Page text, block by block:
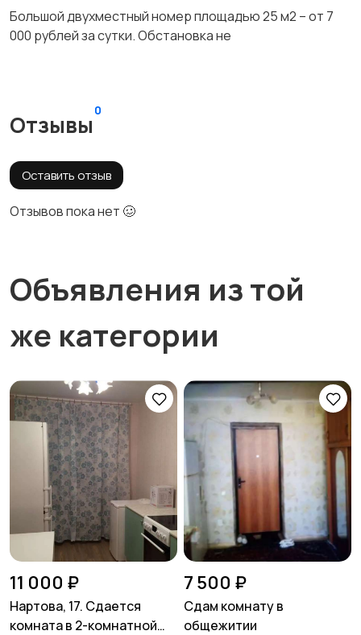
Большой двухместный номер площадью 25 м2 – от 7
000 рублей за сутки. Обстановка не
Отзывы
0
Оставить отзыв
Отзывов пока нет 🥴
Объявления из той
же категории
11 000 ₽
Нартова, 17. Сдается
комната в 2-комнатной
7 500 ₽
Сдам комнату в
общежитии